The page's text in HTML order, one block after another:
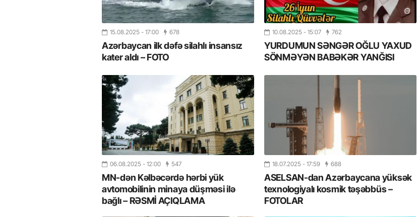
15.08.2025 - 17:00 678
Azərbaycan ilk dəfə silahlı insansız
kater aldı – FOTO
10.08.2025 - 15:07 762
YURDUMUN SƏNGƏR OĞLU YAXUD
SÖNMƏYƏN BABƏKƏR YANĞISI
06.08.2025 - 12:00 547
MN-dən Kəlbəcərdə hərbi yük
avtomobilinin minaya düşməsi ilə
bağlı – RƏSMİ AÇIQLAMA
18.07.2025 - 17:59 688
ASELSAN-dan Azərbaycana yüksək
texnologiyalı kosmik təşəbbüs –
FOTOLAR